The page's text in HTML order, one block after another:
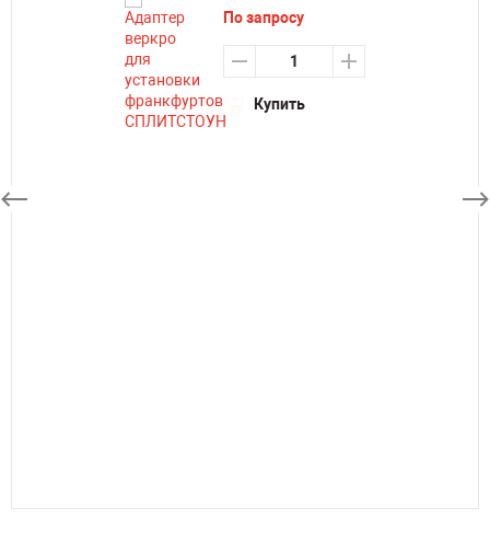
По запросу
Купить